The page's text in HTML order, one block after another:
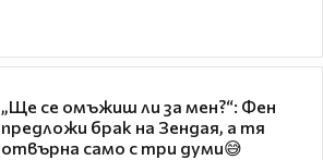
„Ще се омъжиш ли за мен?“: Фен
предложи брак на Зендая, а тя
отвърна само с три думи😅